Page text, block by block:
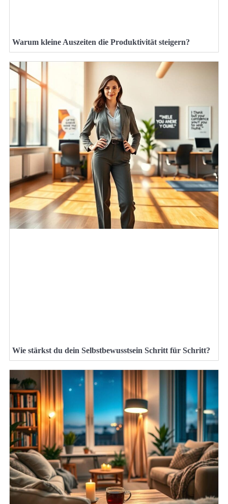
Warum kleine Auszeiten die Produktivität steigern?
Wie stärkst du dein Selbstbewusstsein Schritt für Schritt?